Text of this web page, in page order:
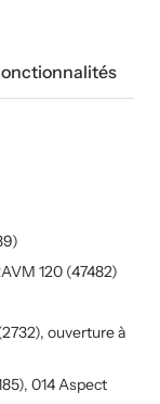
120 (47482)
ouverture à
014 Aspect